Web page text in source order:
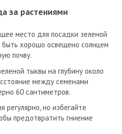
за растениями
место для посадки зеленой
хорошо освещено солнцем
почву.
тыквы на глубину около
между семенами
60 сантиметров.
регулярно, но избегайте
предотвратить гниение